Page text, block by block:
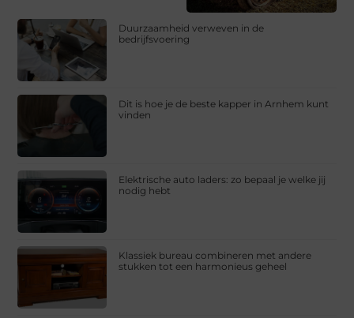
Duurzaamheid verweven in de
bedrijfsvoering
Dit is hoe je de beste kapper in Arnhem kunt
vinden
Elektrische auto laders: zo bepaal je welke jij
nodig hebt
Klassiek bureau combineren met andere
stukken tot een harmonieus geheel